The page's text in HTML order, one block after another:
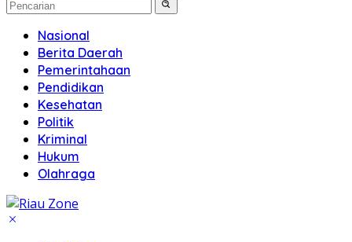
Nasional
Berita Daerah
Pemerintahaan
Pendidikan
Kesehatan
Politik
Kriminal
Hukum
Olahraga